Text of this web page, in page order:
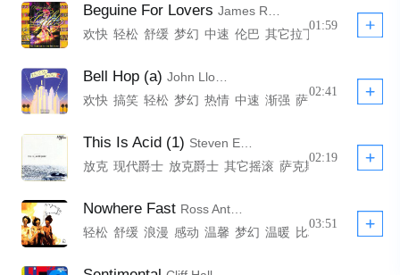
Beguine For Lovers
欢快 轻松 舒缓 梦幻 中速 伦巴 其它拉丁 原声吉他 打
01:59
Bell Hop (a)
John Lloyd Shakespeare
欢快 搞笑 轻松 梦幻 热情 中速 渐强 萨克斯 短笛 电吉
02:41
This Is Acid (1)
Steven Elvin Lambert
放克 现代爵士 放克爵士 其它摇滚 萨克斯 音游 西餐厅
02:19
Nowhere Fast
Ross Anthony Wakefield
轻松 舒缓 浪漫 感动 温馨 梦幻 温暖 比利时 卡林巴 萨
03:51